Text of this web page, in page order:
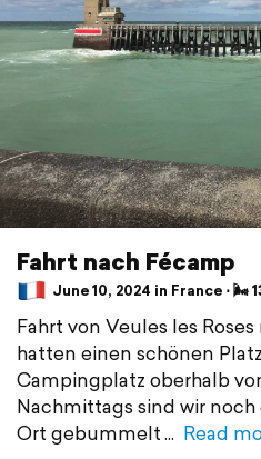
Fahrt nach Fécamp
June 10, 2024 in France ⋅ 🌬
Fahrt von Veules les
hatten einen schönen
Campingplatz oberhalb
Nachmittags sind wir
Ort gebummelt
Read